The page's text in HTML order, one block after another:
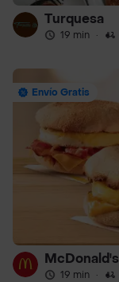
Turquesa
19 min ·
Envío Gratis
McDonald's
19 min ·